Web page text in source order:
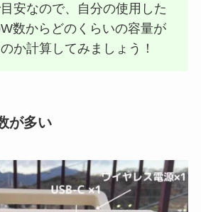
安なので、自分の使用した
数からどのくらいの容量が
か計算してみましょう！
が多い